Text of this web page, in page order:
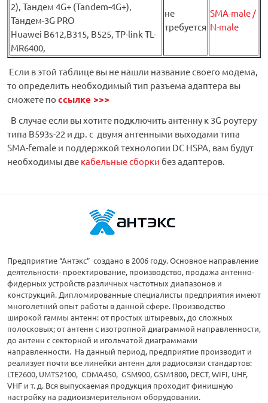
2), Тандем 4G+ (Tandem-4G+),
Тандем-3G PRO
Huawei B612,B315, B525, TP-link TL-
MR6400,
не
требуется
SMA-male /
N-male
Если в этой таблице вы не нашли название своего модема,
то определить необходимый тип разъема адаптера вы
сможете по ссылке >>>
В случае если вы хотите подключить антенну к 3G роутеру
типа B593s-22 и др. с двумя антенными выходами типа
SMA-female и поддержкой технологии DC HSPA, вам будут
необходимы две кабельные сборки без адаптеров.
Предприятие “Антэкс” создано в 2006 году. Основное направление
деятельности- проектирование, производство, продажа антенно-
фидерных устройств различных частотных диапазонов и
конструкций. Дипломированные специалисты предприятия имеют
многолетний опыт работы в данной сфере. Производство
широкой гаммы антенн: от простых штыревых, до сложных
полосковых; от антенн с изотропной диаграммой направленности,
до антенн с секторной и игольчатой диаграммами
направленности. На данный период, предприятие производит и
реализует почти все линейки антенн для радиосвязи стандартов:
LTE2600, UMTS2100, CDMA450, GSM900, GSM1800, DECT, WIFI, UHF,
VHF и т. д. Вся выпускаемая продукция проходит финишную
настройку на радиоизмерительном оборудовании.